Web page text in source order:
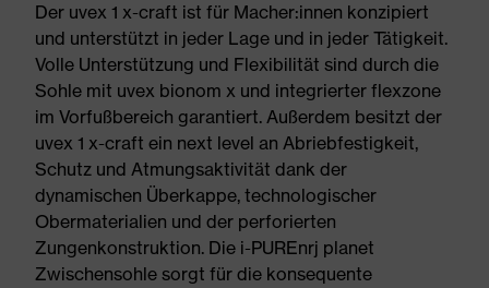
Der uvex 1 x-craft ist für Macher:innen konzipiert
und unterstützt in jeder Lage und in jeder Tätigkeit.
Volle Unterstützung und Flexibilität sind durch die
Sohle mit uvex bionom x und integrierter flexzone
im Vorfußbereich garantiert. Außerdem besitzt der
uvex 1 x-craft ein next level an Abriebfestigkeit,
Schutz und Atmungsaktivität dank der
dynamischen Überkappe, technologischer
Obermaterialien und der perforierten
Zungenkonstruktion. Die i-PUREnrj planet
Zwischensohle sorgt für die konsequente